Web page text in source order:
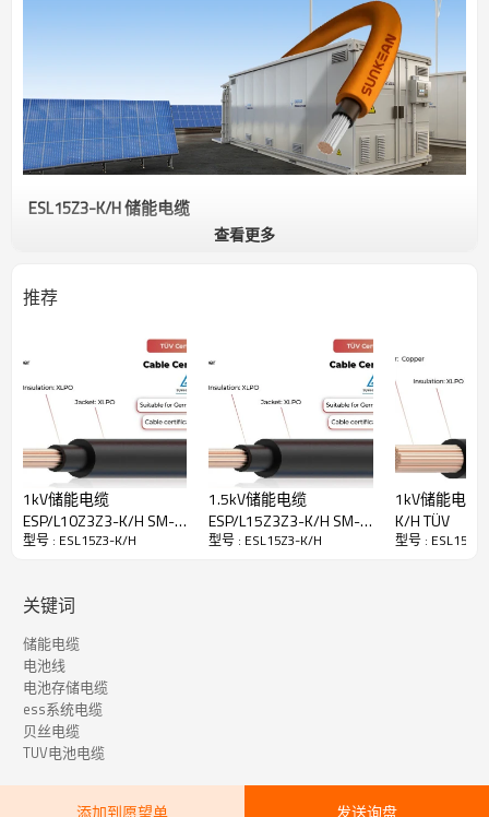
ESL15Z3-K/H 储能电缆
ESL15Z3-K/H 1283 储能电缆是储能系统 (ESS) 的关键组件，用于连接
储能电缆设计用于承受高电流和高电压，确保在锂离子电池或液流电
池等系统中高效安全地传输电力，这些系统通常用于存储来自太阳能
· 耐电池酸腐蚀
· 高阻燃性
· 高灵活性
· 易于安装
ESL15Z3-K/H 储能电缆技术数据
额定温度
额定电压
火焰试验
查看更多
推荐
1kV储能电缆
ESP/L10Z3Z3-K/H SM-R
DH-R TÜV
型号 : ESL15Z3-K/H
1.5kV储能电缆
ESP/L15Z3Z3-K/H SM-R
DH-R TÜV
型号 : ESL15Z3-K/H
1kV储能电缆
K/H TÜV
型号 :
关键词
储能电缆
电池线
电池存储电缆
ess系统电缆
贝丝电缆
TUV电池电缆
添加到愿望单 发送询盘